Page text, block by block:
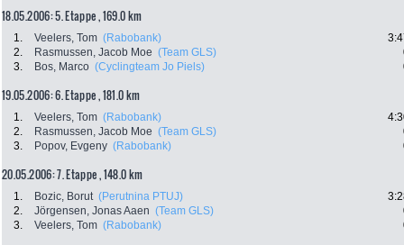
18.05.2006: 5. Etappe , 169.0 km
1. Veelers, Tom (Rabobank)
2.
Rasmussen, Jacob Moe (Team GLS)
3.
Bos, Marco (Cyclingteam Jo Piels)
19.05.2006: 6. Etappe , 181.0 km
1. Veelers, Tom (Rabobank)
2.
Rasmussen, Jacob Moe (Team GLS)
3.
Popov, Evgeny (Rabobank)
20.05.2006: 7. Etappe , 148.0 km
1. Bozic, Borut (Perutnina PTUJ)
2.
Jörgensen, Jonas Aaen (Team GLS)
3.
Veelers, Tom (Rabobank)